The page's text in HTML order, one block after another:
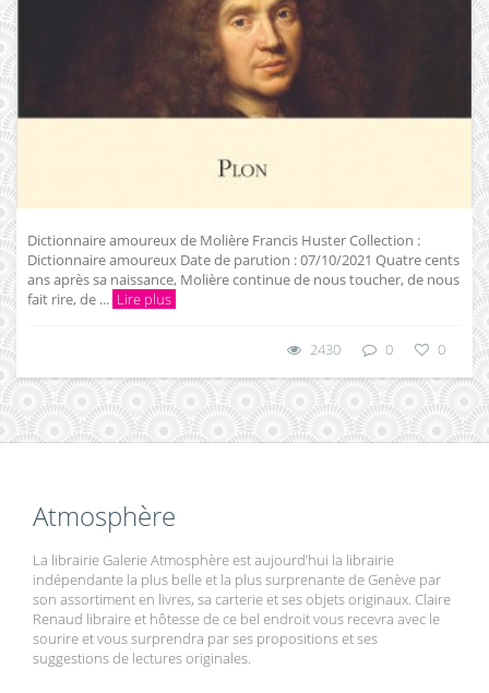
Dictionnaire amoureux de Molière Francis Huster Collection :
Dictionnaire amoureux Date de parution : 07/10/2021 Quatre cents
ans après sa naissance, Molière continue de nous toucher, de nous
fait rire, de ... Lire plus
2430 0 0
Atmosphère
La librairie Galerie Atmosphère est aujourd’hui la librairie
indépendante la plus belle et la plus surprenante de Genève par
son assortiment en livres, sa carterie et ses objets originaux. Claire
Renaud libraire et hôtesse de ce bel endroit vous recevra avec le
sourire et vous surprendra par ses propositions et ses
suggestions de lectures originales.